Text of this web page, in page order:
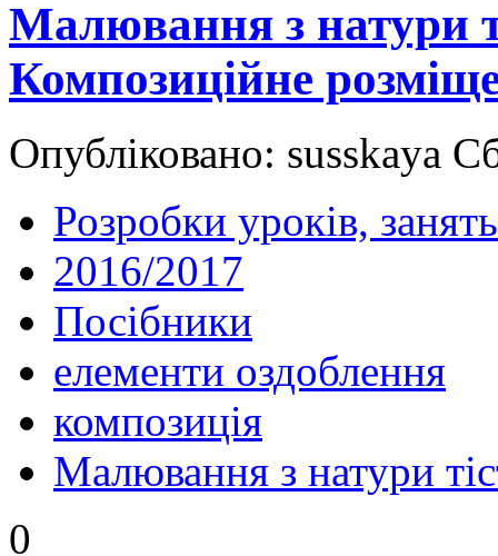
Малювання з натури
Композиційне
Опубліковано: susskaya
Розробки уроків, занять
2016/2017
Посібники
елементи оздоблення
композиція
Малювання з натури
0